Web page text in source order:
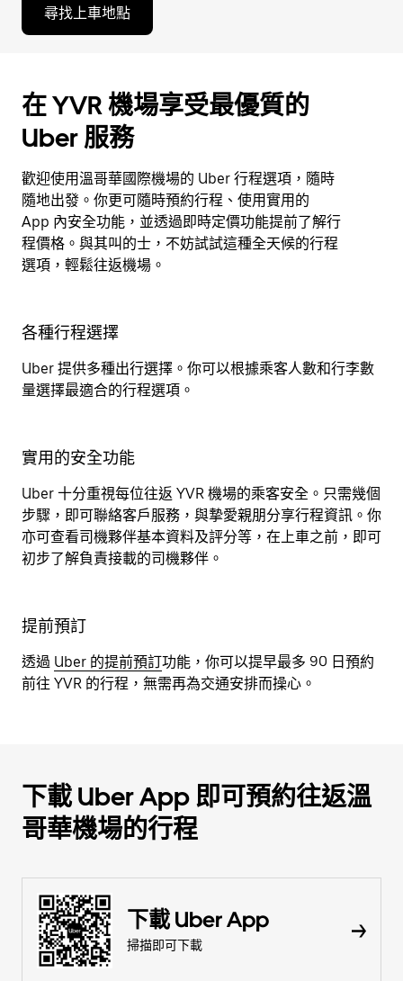
尋找上車地點
在 YVR 機場享受最優質的
Uber 服務
歡迎使用溫哥華國際機場的 Uber 行程選項，隨時
隨地出發。你更可隨時預約行程、使用實用的
App 內安全功能，並透過即時定價功能提前了解行
程價格。與其叫的士，不妨試試這種全天候的行程
選項，輕鬆往返機場。
各種行程選擇
Uber 提供多種出行選擇。你可以根據乘客人數和行李數
量選擇最適合的行程選項。
實用的安全功能
Uber 十分重視每位往返 YVR 機場的乘客安全。只需幾個
步驟，即可聯絡客戶服務，與摯愛親朋分享行程資訊。你
亦可查看司機夥伴基本資料及評分等，在上車之前，即可
初步了解負責接載的司機夥伴。
提前預訂
透過 Uber 的提前預訂功能，你可以提早最多 90 日預約
前往 YVR 的行程，無需再為交通安排而操心。
下載 Uber App 即可預約往返溫
哥華機場的行程
下載 Uber App
掃描即可下載